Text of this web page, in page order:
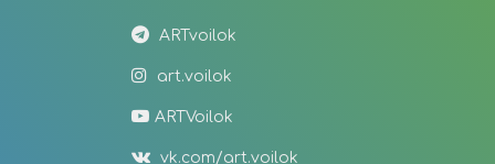
ARTvoilok
art.voilok
ARTVoilok
vk.com/art.voilok